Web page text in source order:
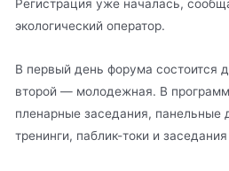
Регистрация уже началась,
экологический оператор.
В первый день форума состоится
второй — молодежная. В
пленарные заседания, панельные
тренинги, паблик-токи и